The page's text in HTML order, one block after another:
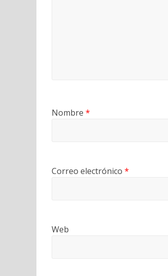
Nombre *
Correo electrónico *
Web